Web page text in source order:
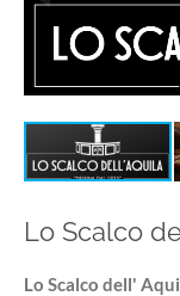
Lo Scalco
Lo Scalco dell'